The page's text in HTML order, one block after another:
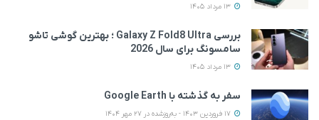
بررسی Galaxy Z Fold8 Ultra ؛ بهترین گوشی تاشو
سامسونگ برای سال 2026
سفر به گذشته با Google Earth